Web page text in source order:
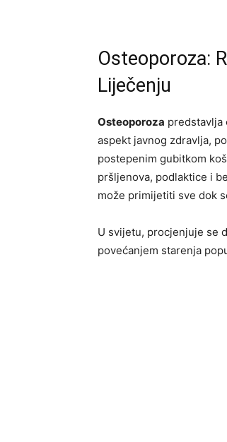
Osteoporoza:
Liječenju
Osteoporoza predstavlja
aspekt javnog zdravlja,
postepenim gubitkom
pršljenova, podlaktice i
može primijetiti sve dok
U svijetu, procjenjuje se
povećanjem starenja